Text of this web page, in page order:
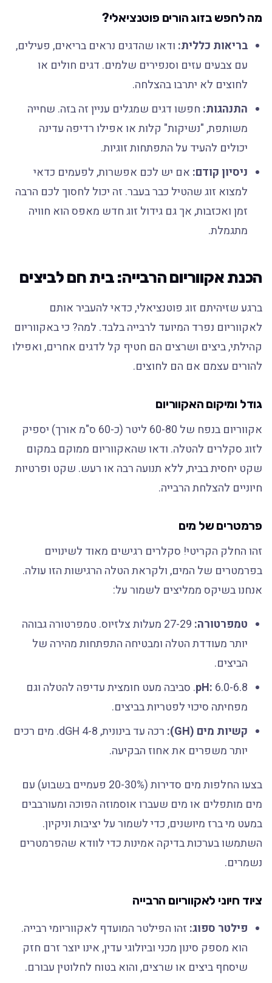
מה לחפש בזוג הורים פוטנציאלי?
בריאות כללית:ודאו שהדגים נראים בריאים, פעילים,
עם צבעים עזים וסנפירים שלמים. דגים חולים או
לחוצים לא יתרבו בהצלחה.
התנהגות:חפשו דגים שמגלים עניין זה בזה. שחייה
משותפת, "נשיקות" קלות או אפילו רדיפה עדינה
יכולים להעיד על התפתחות זוגיות.
ניסיון קודם:אם יש לכם אפשרות, לפעמים כדאי
למצוא זוג שהטיל כבר בעבר. זה יכול לחסוך לכם הרבה
זמן ואכזבות, אך גם גידול זוג חדש מאפס הוא חוויה
מתגמלת.
הכנת אקווריום הרבייה: בית חם לביצים
ברגע שזיהיתם זוג פוטנציאלי, כדאי להעביר אותם
לאקווריום נפרד המיועד לרבייה בלבד. למה? כי באקווריום
קהילתי, ביצים ושרצים הם חטיף קל לדגים אחרים, ואפילו
להורים עצמם אם הם לחוצים.
גודל ומיקום האקווריום
אקווריום בנפח של 60-80 ליטר (כ-60 ס"מ אורך) יספיק
לזוג סקלרים להטלה. ודאו שהאקווריום ממוקם במקום
שקט יחסית בבית, ללא תנועה רבה או רעש. שקט ופרטיות
חיוניים להצלחת הרבייה.
פרמטרים של מים
זהו החלק הקריטי! סקלרים רגישים מאוד לשינויים
בפרמטרים של המים, ולקראת הטלה הרגישות הזו עולה.
אנחנו בשיקס ממליצים לשמור על:
טמפרטורה:
27-29 מעלות צלזיוס. טמפרטורה גבוהה
יותר מעודדת הטלה ומבטיחה התפתחות מהירה של
הביצים.
pH:6.0-6.8. סביבה מעט חומצית עדיפה להטלה וגם
מפחיתה סיכוי לפטריות בביצים.
קשיות מים (GH):
רכה עד בינונית, 4-8 dGH. מים רכים
יותר משפרים את אחוז הבקיעה.
בצעו החלפות מים סדירות (20-30% פעמיים בשבוע) עם
מים מותפלים או מים שעברו אוסמוזה הפוכה ומעורבבים
במעט מי ברז מיושנים, כדי לשמור על יציבות וניקיון.
השתמשו בערכות בדיקה אמינות כדי לוודא שהפרמטרים
נשמרים.
ציוד חיוני לאקווריום הרבייה
פילטר ספוג:זהו הפילטר המועדף לאקווריומי רבייה.
הוא מספק סינון מכני וביולוגי עדין, אינו יוצר זרם חזק
שיסחף ביצים או שרצים, והוא בטוח לחלוטין עבורם.